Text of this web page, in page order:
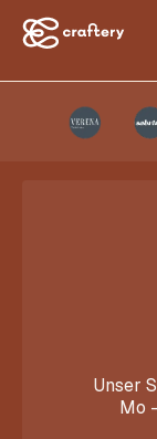
Unser
Mo